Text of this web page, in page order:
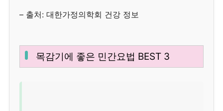
– 출처: 대한가정의학회 건강 정보
목감기에 좋은 민간요법 BEST 3